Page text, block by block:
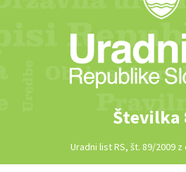
Številka
Uradni list RS, št. 89/2009 z